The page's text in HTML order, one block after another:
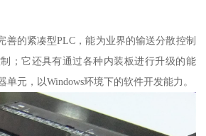
善的紧凑型PLC，能为业界的输送分散控制
；它还具有通过各种内装板进行升级的能
单元，以Windows环境下的软件开发能力。